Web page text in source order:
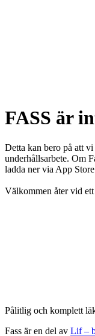
FASS är
Detta kan bero på att
underhållsarbete. Om
ladda ner via App
Välkommen åter vid
Pålitlig och komplett
Fass är en del av Lif –